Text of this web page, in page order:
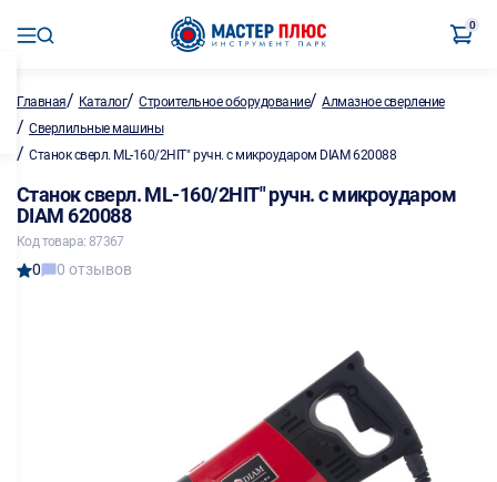
0
Главная/ Каталог/Строительное оборудование/Алмазное сверление
/ Сверлильные машины
/ Станок сверл. ML-160/2НIT" ручн. с микроударом DIAM 620088
Станок сверл. ML-160/2НIT" ручн. с микроударом
DIAM 620088
Код товара: 87367
0 0 отзывов